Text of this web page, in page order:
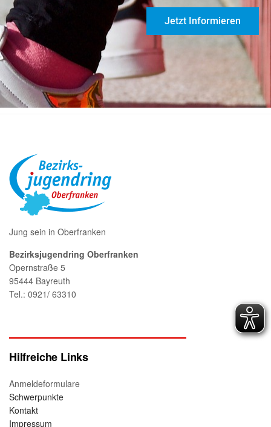
Jetzt Informieren
Jung sein in Oberfranken
Bezirksjugendring Oberfranken
Opernstraße 5
95444 Bayreuth
Tel.: 0921/ 63310
Hilfreiche Links
Anmeldeformulare
Schwerpunkte
Kontakt
Impressum